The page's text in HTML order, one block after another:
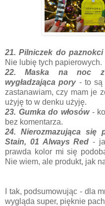
21. Pilniczek do paznokci
Nie lubię tych papierowych.
22. Maska na noc z
wygładzająca pory - to są
zastanawiam, czy mam je
użyję to w denku użyję.
23. Gumka do włosów-
bez komentarza.
24. Nierozmazująca się
Stain, 01 Always Red -
prawda kolor mi się
Nie wiem, ale produkt, jak
I tak, podsumowując - dla
wygląda super, pięknie